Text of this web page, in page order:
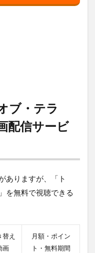
ブ・テラ
配信サービ
ありますが、「ト
を無料で視聴できる
替え
画
月額・ポイン
ト・無料期間